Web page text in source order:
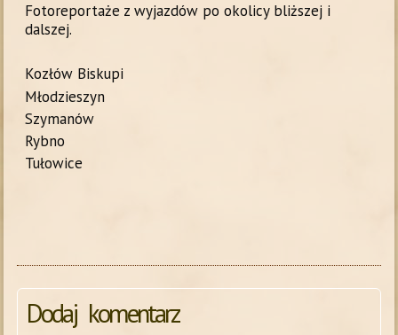
Fotoreportaże z wyjazdów po okolicy bliższej i
dalszej.
Kozłów Biskupi
Młodzieszyn
Szymanów
Rybno
Tułowice
Dodaj komentarz